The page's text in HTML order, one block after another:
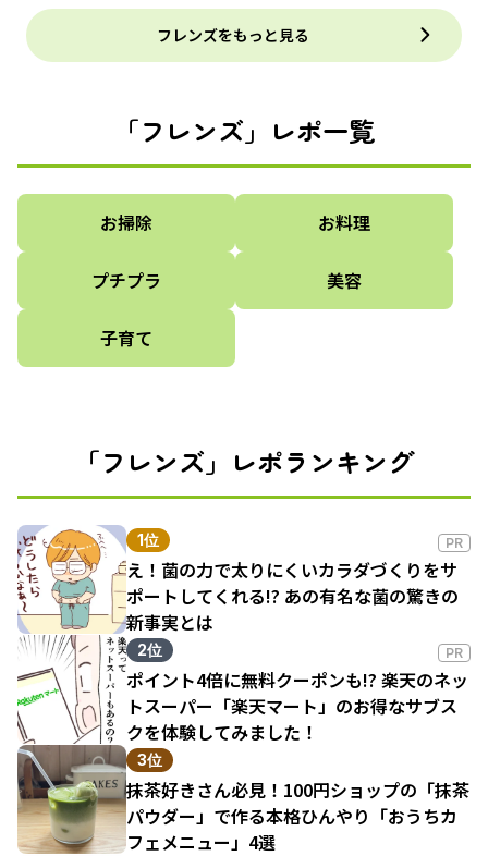
フレンズをもっと見る
「フレンズ」レポ一覧
お掃除 お料理
プチプラ 美容
子育て
「フレンズ」レポランキング
1位 PR
え！菌の力で太りにくいカラダづくりをサ
ポートしてくれる!? あの有名な菌の驚きの
新事実とは
2位 PR
ポイント4倍に無料クーポンも!? 楽天のネッ
トスーパー「楽天マート」のお得なサブス
クを体験してみました！
3位
抹茶好きさん必見！100円ショップの「抹茶
パウダー」で作る本格ひんやり「おうちカ
フェメニュー」4選